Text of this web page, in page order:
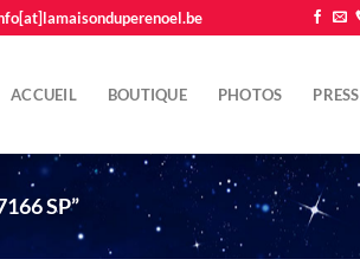
ACCUEIL BOUTIQUE PHOTOS
SP”